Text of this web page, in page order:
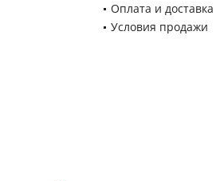
Оплата и доставка
Условия продажи